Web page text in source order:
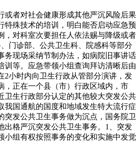
者对社会健康形成其他严沉风险后果
特殊技术的培训，明白能否启动应急预
，对科室次要担任人依法赐与降级或者
门诊部、公共卫生科、院感科等部分
务现场采纳节制办法，如病院旧事讲话
训等。应急带领小组查询拜访清晰后由
2小时内向卫生行政从管部分演讲，发
，正在一个县（市）行政区域内，市
卫生行政部分认定的其他较大突发公共
我国通航的国度和地域发生特大流行症
突发公共卫生事务做为沉点，国务院卫
出格严沉突发公共卫生事务。1、突发
小组有权按照事务的变化和实施中发觉